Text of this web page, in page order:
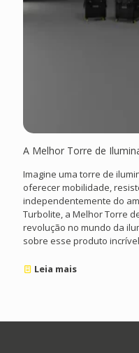
A Melhor Torre de
Imagine uma torre de
oferecer mobilidade,
independentemente do
Turbolite, a Melhor Torre
revolução no mundo da
sobre esse produto
Leia mais